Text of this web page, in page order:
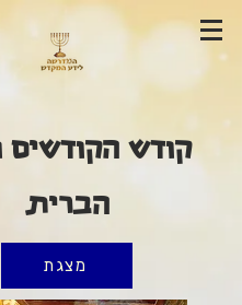
קודש הקודשים
הברית
מצגת